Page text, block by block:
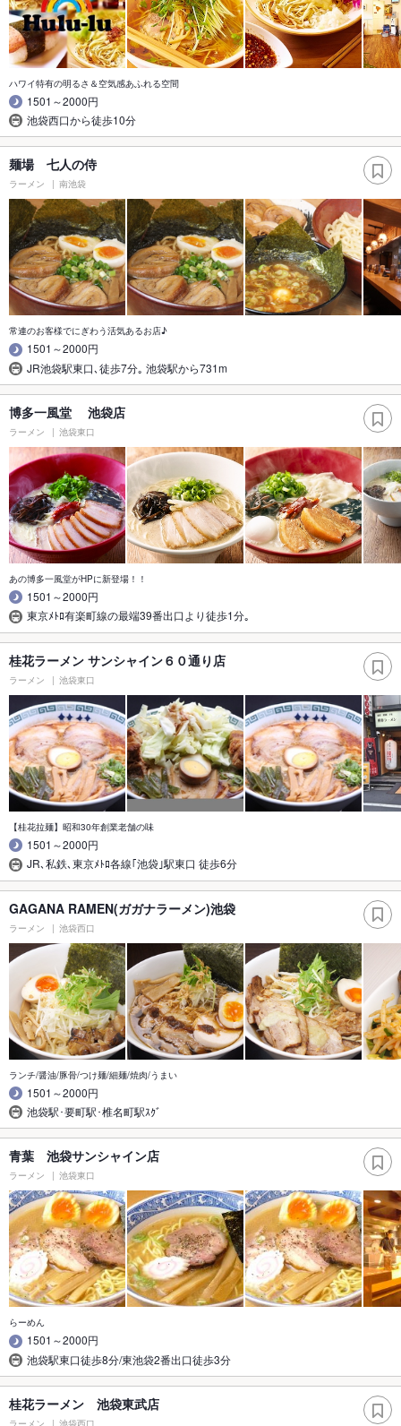
ハワイ特有の明るさ＆空気感あふれる空間
1501～2000円
池袋西口から徒歩10分
麺場 七人の侍
ラーメン 南池袋
常連のお客様でにぎわう活気あるお店♪
1501～2000円
JR池袋駅東口､徒歩7分｡ 池袋駅から731m
博多一風堂 池袋店
ラーメン 池袋東口
あの博多一風堂がHPに新登場！！
1501～2000円
東京ﾒﾄﾛ有楽町線の最端39番出口より徒歩1分｡
桂花ラーメン サンシャイン６０通り店
ラーメン 池袋東口
【桂花拉麺】昭和30年創業老舗の味
1501～2000円
JR､私鉄､東京ﾒﾄﾛ各線｢池袋｣駅東口 徒歩6分
GAGANA RAMEN(ガガナラーメン)池袋
ラーメン 池袋西口
ランチ/醤油/豚骨/つけ麺/細麺/焼肉/うまい
1501～2000円
池袋駅･要町駅･椎名町駅ｽｸﾞ
青葉 池袋サンシャイン店
ラーメン 池袋東口
らーめん
1501～2000円
池袋駅東口徒歩8分/東池袋2番出口徒歩3分
桂花ラーメン 池袋東武店
ラーメン 池袋西口